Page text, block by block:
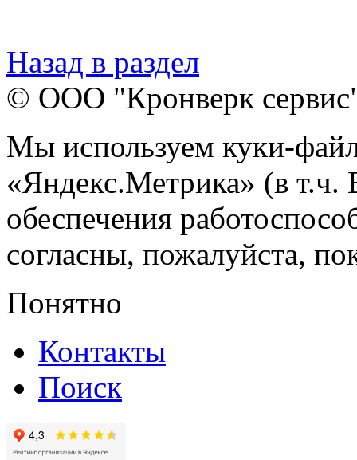
Назад в раздел
© ООО "Кронверк
Мы используем куки-
«Яндекс.Метрика» (в т.ч.
обеспечения
согласны, пожалуйста,
Понятно
Контакты
Поиск